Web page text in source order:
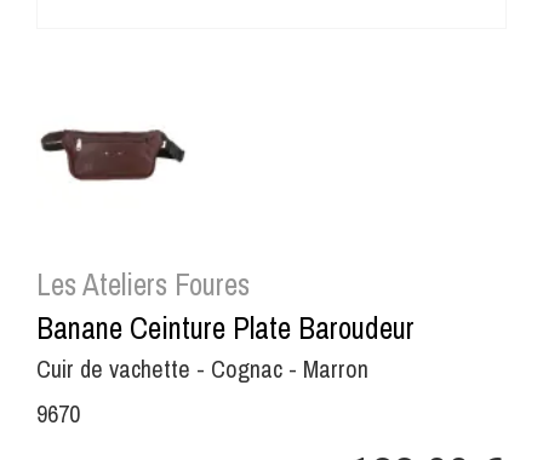
Les Ateliers Foures
Banane Ceinture Plate Baroudeur
Cuir de vachette - Cognac - Marron
9670